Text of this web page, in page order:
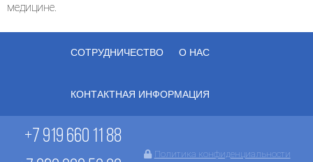
медицине.
СОТРУДНИЧЕСТВО О НАС
КОНТАКТНАЯ ИНФОРМАЦИЯ
+7 919 660 11 88
Политика конфиденциальности